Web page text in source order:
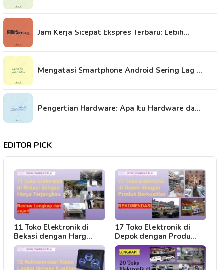
Jam Kerja Sicepat Ekspres Terbaru: Lebih…
Mengatasi Smartphone Android Sering Lag …
Pengertian Hardware: Apa Itu Hardware da…
EDITOR PICK
11 Toko Elektronik di
Bekasi dengan Harg…
17 Toko Elektronik di
Depok dengan Produ…